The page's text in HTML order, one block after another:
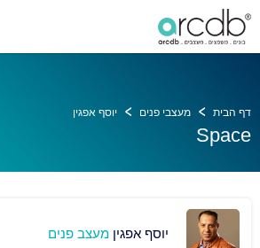
דף הבית מעצבי פנים יוסף אפגין
Space
יוסף אפגין מעצב פנים